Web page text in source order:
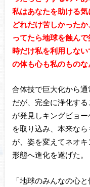
私はあなたを助ける
どれだけ苦しかった
ってたら地球を蝕ん
時だけ私を利用しな
の体も心も私のものな
合体技で巨大化から
だが、完全に浄化す
が発見しキングビョ
を取り込み、本来な
が、姿を変えてネオ
形態へ進化を遂げた。
「地球のみんなの心